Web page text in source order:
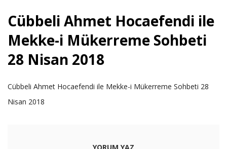
Cübbeli Ahmet Hocaefendi ile
Mekke-i Mükerreme Sohbeti
28 Nisan 2018
Cübbeli Ahmet Hocaefendi ile Mekke-i Mükerreme Sohbeti 28
Nisan 2018